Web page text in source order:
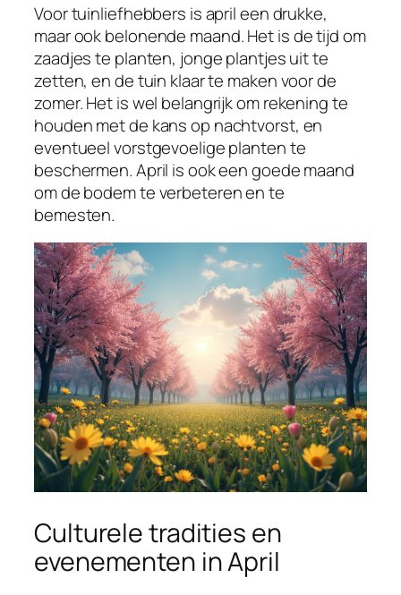
Voor tuinliefhebbers is april een drukke,
maar ook belonende maand. Het is de tijd om
zaadjes te planten, jonge plantjes uit te
zetten, en de tuin klaar te maken voor de
zomer. Het is wel belangrijk om rekening te
houden met de kans op nachtvorst, en
eventueel vorstgevoelige planten te
beschermen. April is ook een goede maand
om de bodem te verbeteren en te
bemesten.
Culturele tradities en
evenementen in April